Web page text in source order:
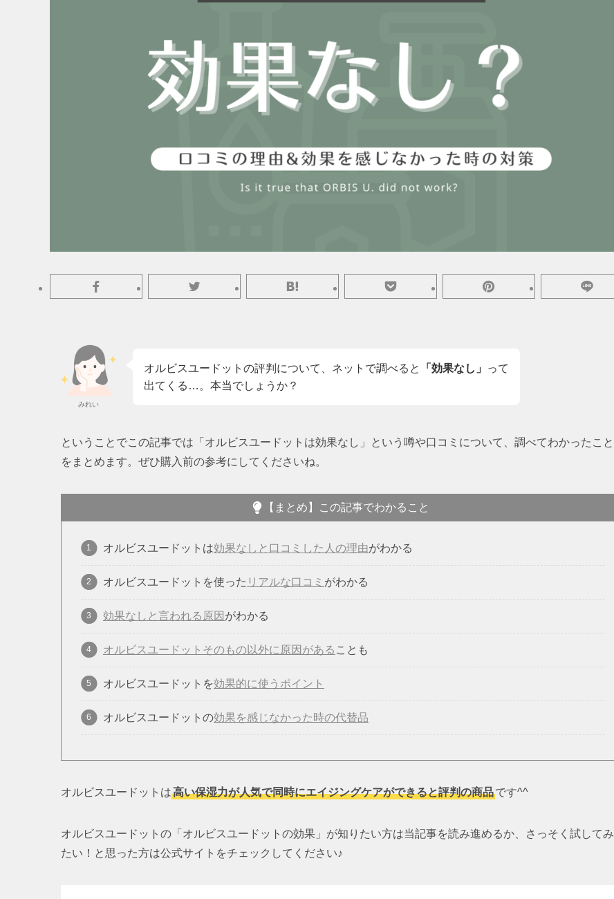
みれい
オルビスユードットの評判について、ネットで調べると 「効果なし」
って
出てくる…。本当でしょうか？
ということでこの記事では「オルビスユードットは効果なし」という噂や口コミについて、調べてわかったこと
をまとめます。ぜひ購入前の参考にしてくださいね。
【まとめ】この記事でわかること
オルビスユードットは効果なしと口コミした人の理由がわかる
オルビスユードットを使った リアルな口コミ がわかる
効果なしと言われる原因 がわかる
オルビスユードットそのもの以外に原因がある ことも
オルビスユードットを効果的に使うポイント
オルビスユードットの効果を感じなかった時の代替品
オルビスユードットは高い保湿力が人気で同時にエイジングケアができると評判の商品です^^
オルビスユードットの「オルビスユードットの効果」が知りたい方は当記事を読み進めるか、さっそく試してみ
たい！と思った方は公式サイトをチェックしてください♪